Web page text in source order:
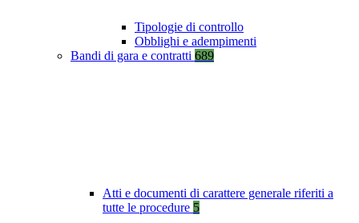
Tipologie di controllo
Obblighi e adempimenti
Bandi di gara e contratti 689
Atti e documenti di carattere generale riferiti a
tutte le procedure 5